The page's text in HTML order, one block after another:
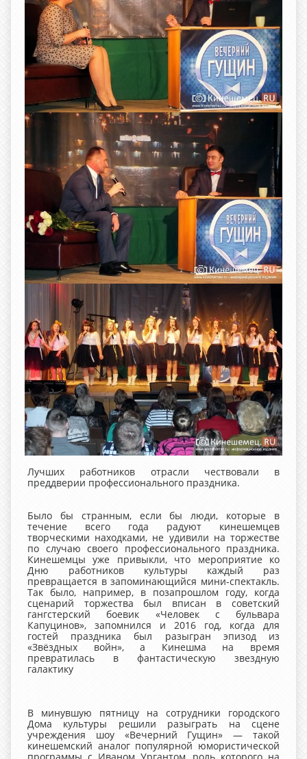
Лучших работников отрасли чествовали в
преддверии профессионального праздника.
Было бы странным, если бы люди, которые в
течение всего года радуют кинешемцев
творческими находками, не удивили на торжестве
по случаю своего профессионального праздника.
Кинешемцы уже привыкли, что мероприятие ко
Дню работников культуры каждый раз
превращается в запоминающийся мини-спектакль.
Так было, например, в позапрошлом году, когда
сценарий торжества был вписан в советский
гангстерский боевик «Человек с бульвара
Капуцинов», запомнился и 2016 год, когда для
гостей праздника был разыгран эпизод из
«Звёздных войн», а Кинешма на время
превратилась в фантастическую звездную
галактику
В минувшую пятницу на сотрудники городского
Дома культуры решили разыграть на сцене
учреждения шоу «Вечерний Гущин» — такой
кинешемский аналог популярной юмористической